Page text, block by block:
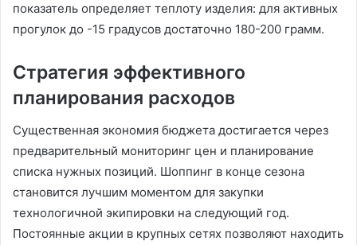
показатель определяет теплоту изделия: для активных
прогулок до -15 градусов достаточно 180-200 грамм.
Стратегия эффективного
планирования расходов
Существенная экономия бюджета достигается через
предварительный мониторинг цен и планирование
списка нужных позиций. Шоппинг в конце сезона
становится лучшим моментом для закупки
технологичной экипировки на следующий год.
Постоянные акции в крупных сетях позволяют находить